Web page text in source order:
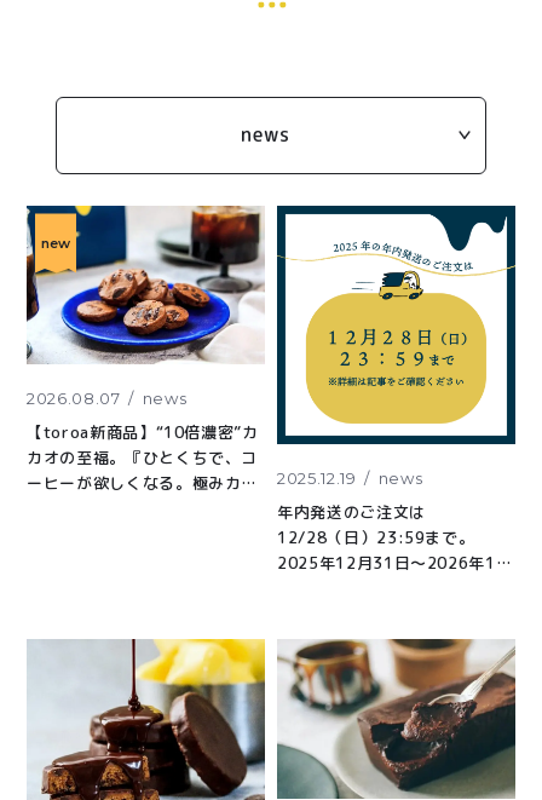
とろ生ガトーショコラ
とろ生 まとめ買いお得
セット
紅茶toroaTea
焼き菓子
メルマガ会員様限定
アウトレット商品
とろ生チーズケーキ
濃抹茶とろ生ガトーシ
ョコラ
とろ生シュー
クッキー缶
お誕生日セット
手さげ袋
¥2,000〜¥3,999
¥6,000〜
〜¥1,999
¥4,000〜¥5,999
news
new
2026.08.07 news
【toroa新商品】“10倍濃密”カ
カオの至福。『ひとくちで、コ
ーヒーが欲しくなる。極みカカ
2025.12.19 news
年内発送のご注文は
12/28（日）23:59まで。
2025年12月31日〜2026年1月